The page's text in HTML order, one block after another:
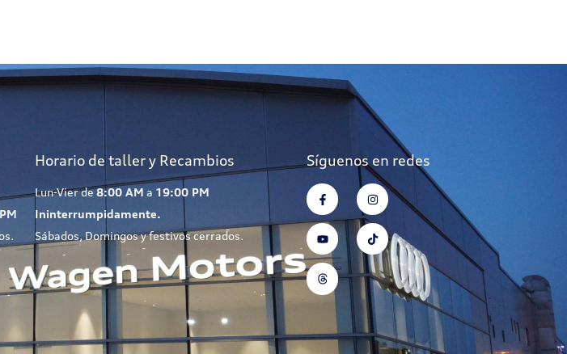
Horario de taller y Recambios
Lun-Vier de8:00 AM a 19:00 PM
Ininterrumpidamente.
Sábados, Domingos y festivos cerrados.
Síguenos en redes